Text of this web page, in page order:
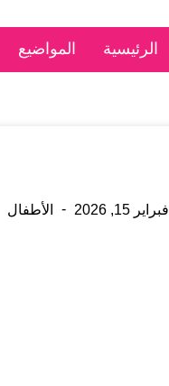
الرئيسية المواضيع
فبراير 15, 2026 الأطفال